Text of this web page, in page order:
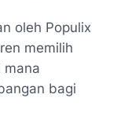
oleh Populix
memilih
mana
bagi